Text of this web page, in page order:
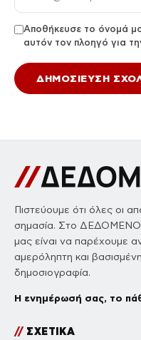
Αποθήκευσε το όνομά
αυτόν τον πλοηγό για
Πιστεύουμε ότι όλες οι
σημασία. Στο
μας είναι να παρέχουμε
αμερόληπτη και
δημοσιογραφία.
Η ενημέρωσή σας, το
//ΣΧΕΤΙΚΑ